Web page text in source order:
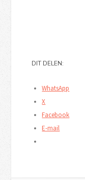
DIT DELEN:
WhatsApp
X
Facebook
E-mail